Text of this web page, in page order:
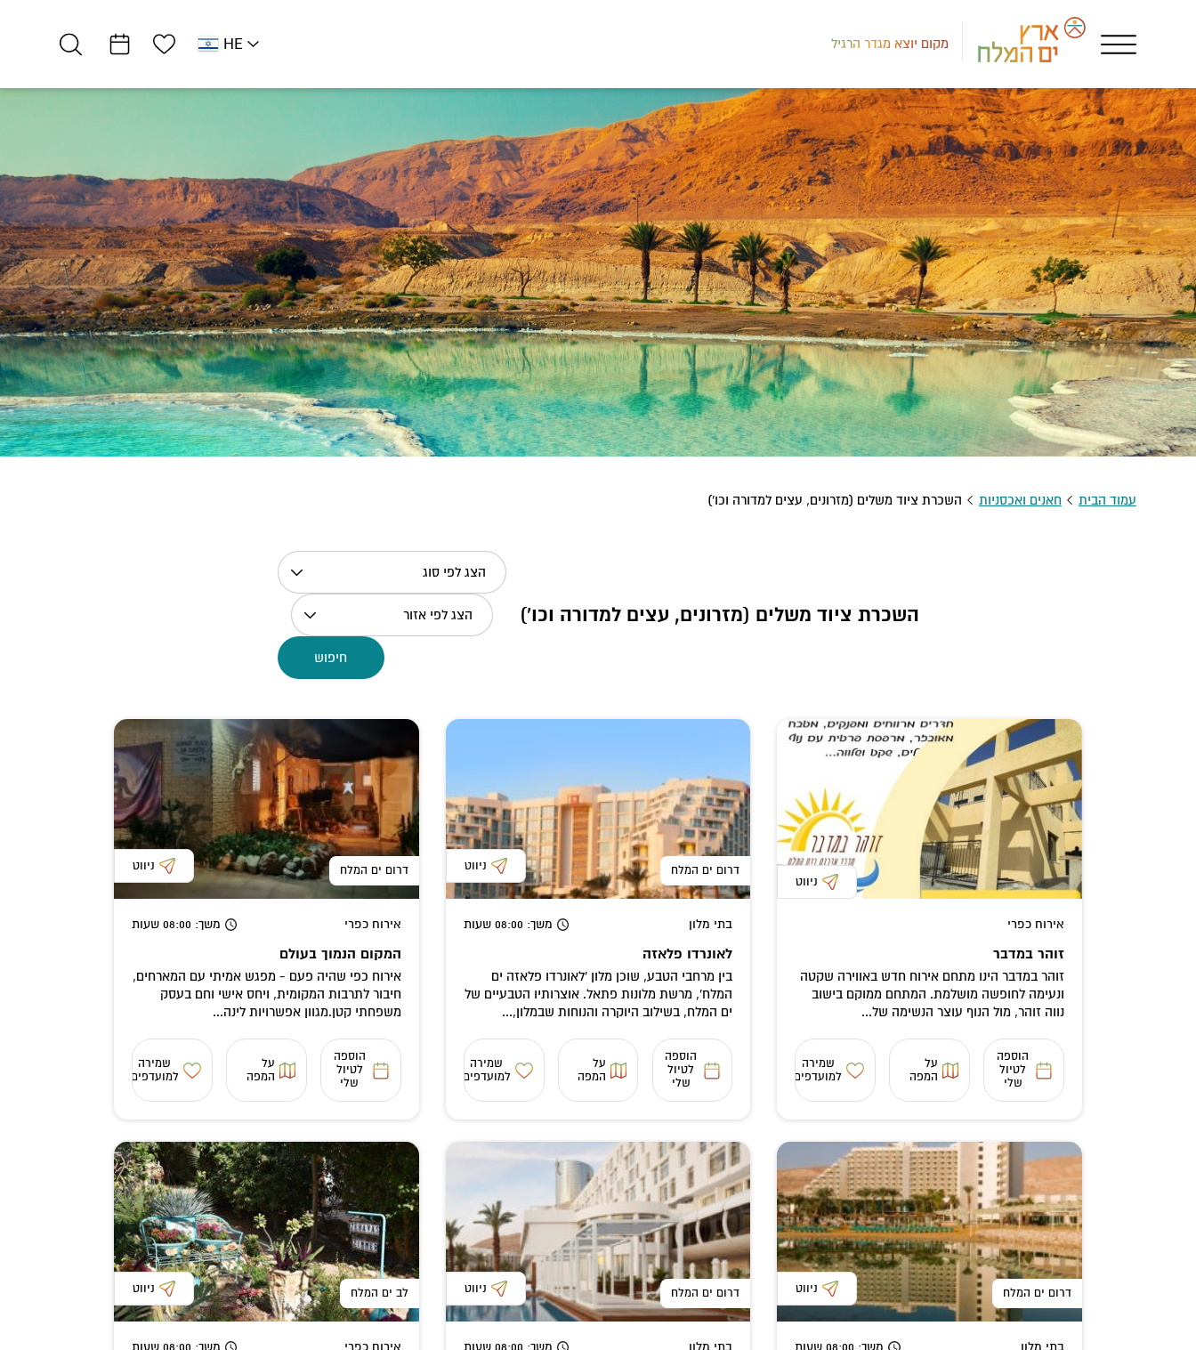
מקום יוצא מגדר הרגיל
HE
רשימת מועדפים
עמוד הבית חאנים ואכסניות השכרת ציוד משלים (מזרונים, עצים למדורה וכו')
השכרת ציוד משלים (מזרונים, עצים למדורה וכו')
הצג לפי סוג
הצג לפי אזור
חיפוש
ניווט
אירוח כפרי
זוהר במדבר
זוהר במדבר הינו מתחם אירוח חדש באווירה שקטה
ונעימה לחופשה מושלמת. המתחם ממוקם בישוב
נווה זוהר, מול הנוף עוצר הנשימה של...
הוספה
לטיול
שלי
על
המפה
שמירה
למועדפים
דרום ים המלח ניווט
בתי מלון משך: 08:00 שעות
לאונרדו פלאזה
בין מרחבי הטבע, שוכן מלון 'לאונרדו פלאזה ים
המלח', מרשת מלונות פתאל. אוצרותיו הטבעיים של
ים המלח, בשילוב היוקרה והנוחות שבמלון,...
הוספה
לטיול
שלי
על
המפה
שמירה
למועדפים
דרום ים המלח ניווט
אירוח כפרי משך: 08:00 שעות
המקום הנמוך בעולם
אירוח כפי שהיה פעם - מפגש אמיתי עם המארחים,
חיבור לתרבות המקומית, ויחס אישי וחם בעסק
משפחתי קטן.מגוון אפשרויות לינה...
הוספה
לטיול
שלי
על
המפה
שמירה
למועדפים
דרום ים המלח ניווט דרום ים המלח ניווט לב ים המלח ניווט
אטרקציות וסדנאות
התמרים של שושני…